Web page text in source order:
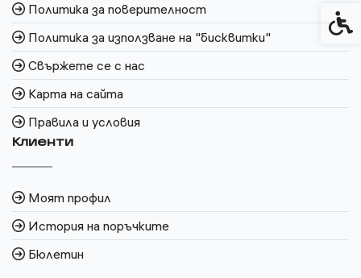
Политика за поверителност
Политика за използване на "бисквитки"
Свържете се с нас
Карта на сайта
Правила и условия
Клиенти
Моят профил
История на поръчките
Бюлетин